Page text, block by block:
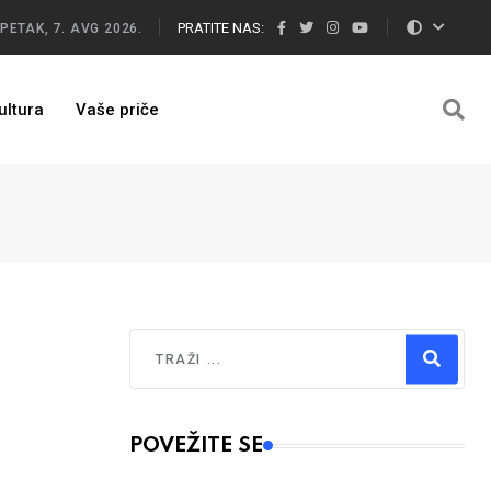
PETAK, 7. AVG 2026. PRATITE NAS:
Vaše priče
Type 2 or more characters for results.
POVEŽITE SE